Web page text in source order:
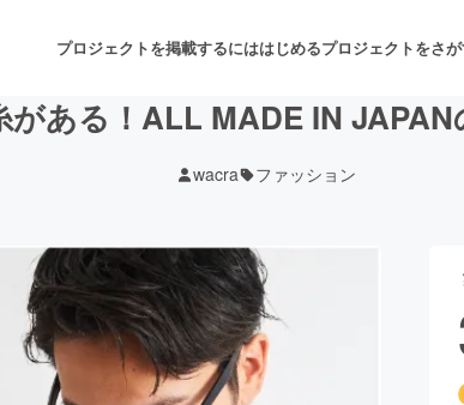
プロジェクトを掲載するにははじめるプロジェクトをさ
音楽 舞台・パフォ
ゲーム・サービス開発
がある！ALL MADE IN JAPAN
wacra ファッション